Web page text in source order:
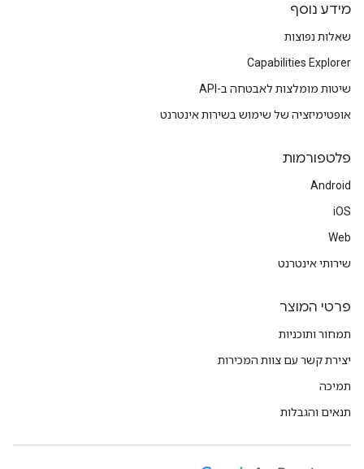
מידע נוסף
שאלות נפוצות
Capabilities Explorer
שיטות מומלצות לאבטחה ב-API
אופטימיזציה של שימוש בשירות אינטרנט
פלטפורמות
Android
iOS
Web
שירותי אינטרנט
פרטי המוצר
תמחור ותוכניות
יצירת קשר עם צוות המכירות
תמיכה
תנאים והגבלות